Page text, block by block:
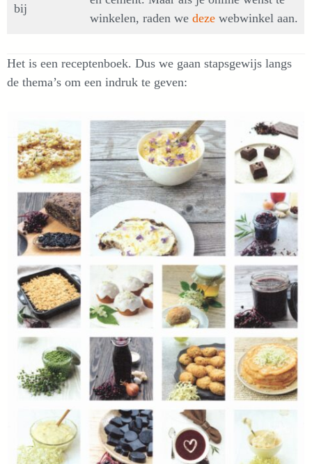
bij
winkelen, raden we deze webwinkel aan.
Het is een receptenboek. Dus we gaan stapsgewijs langs
de thema’s om een indruk te geven: